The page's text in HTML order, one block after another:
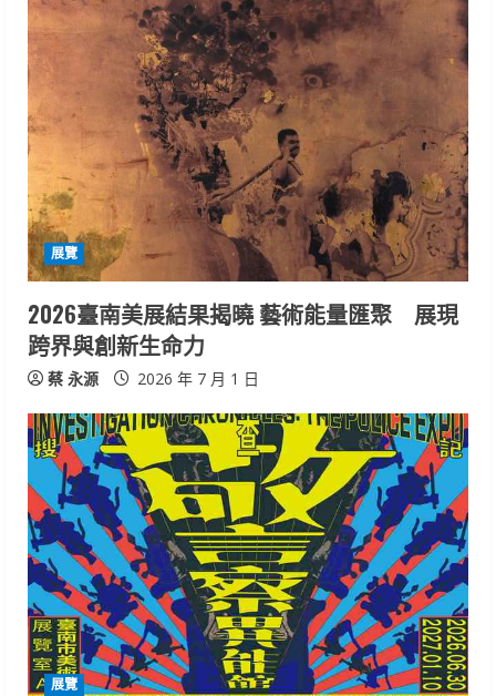
展覽
2026臺南美展結果揭曉 藝術能量匯聚 展現
跨界與創新生命力
蔡 永源 2026 年 7 月 1 日
展覽